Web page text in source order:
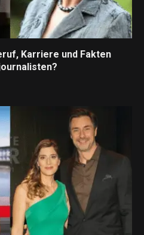
Karriere und Fakten